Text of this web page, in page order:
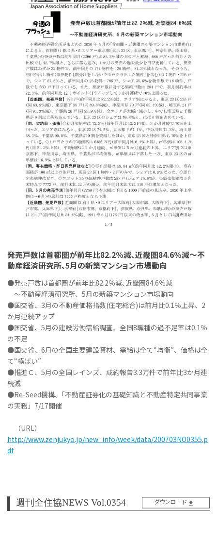
発売戸数は首都圏が前年比82.2％減､近畿圏84.6％減～不
動産経済研究所、5月の新築マンション市場動向
●発売戸数は首都圏が前年比82.2％減､近畿圏84.6％減
～不動産経済研究所、5月の新築マンション市場動向
●国交省、3月の不動産価格指数(住宅総合)は前月比0.1％上昇、2
か月連続アップ
●国交省、5月の建設労働需給調査、全国8職種の過不足率は0.1％
の不足
●国交省、6月の全国主要建設資材、需給は全て“均衡”、価格は全
て“横ばい”
●推進Ｃ、5月の全国レインズ、成約報告3.3万件で前年比3か月連
続減
●Re-Seed機構､「不動産証券化の基礎知識と不動産特定共同事業
の実務」7/17開催
（URL）
http://www.zenjukyo.jp/new_info/week/data/200703NO0355.p
df
週刊全住協NEWS Vol.0354 ダウンロード